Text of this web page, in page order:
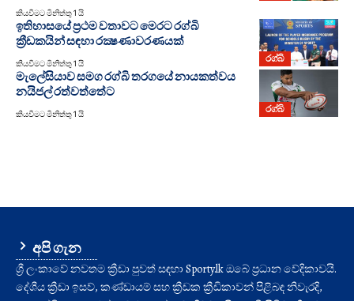
කියවීමට මිනිත්තු 1 යි
රග්බි
ඉතිහාසයේ ප්‍රථම වතාවට මෙරට රග්බි
ක්‍රීඩකයින් සඳහා රක්‍ෂණාවරණයක්
කියවීමට මිනිත්තු 1 යි
රග්බි
මැලේසියාව සමග රග්බි තරගයේ නායකත්වය
නයිජල් රත්වත්තේට
කියවීමට මිනිත්තු 1 යි
අපි ගැන
ශ්‍රී ලංකාවේ නවතම ක්‍රීඩා පුවත් සඳහා Sporty.lk ඔබේ ප්‍රධාන වේදිකාවයි.
දේශීය ක්‍රීඩා ඉසව්, කණ්ඩායම් සහ ක්‍රීඩක ක්‍රීඩිකාවන් පිළිබඳ නිවැරදි,